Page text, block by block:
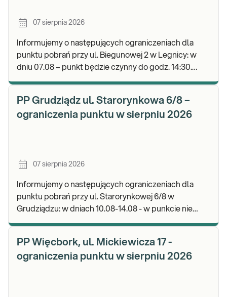
07 sierpnia 2026
Informujemy o następujących ograniczeniach dla
punktu pobrań przy ul. Biegunowej 2 w Legnicy: w
dniu 07.08 – punkt będzie czynny do godz. 14:30.
PP Grudziądz ul. Starorynkowa 6/8 –
ograniczenia punktu w sierpniu 2026
07 sierpnia 2026
Informujemy o następujących ograniczeniach dla
punktu pobrań przy ul. Starorynkowej 6/8 w
Grudziądzu: w dniach 10.08-14.08 - w punkcie nie
PP Więcbork, ul. Mickiewicza 17 -
ograniczenia punktu w sierpniu 2026